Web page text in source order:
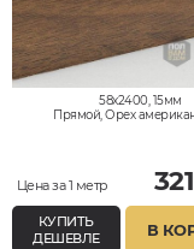
58x2400, 15мм
Прямой, Орех
Цена за 1 метр 321
КУПИТЬ
ДЕШЕВЛЕ
В